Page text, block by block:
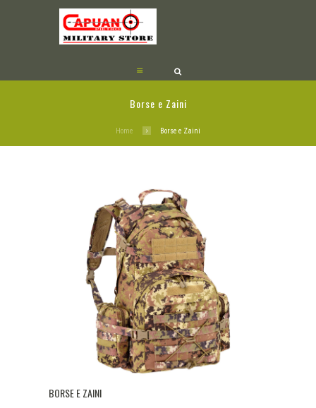
Borse e Zaini
Home Borse e Zaini
BORSE E ZAINI